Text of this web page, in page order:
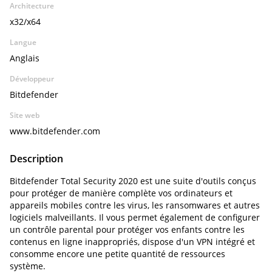
Architecture
x32/x64
Langue
Anglais
Développeur
Bitdefender
Site web
www.bitdefender.com
Description
Bitdefender Total Security 2020 est une suite d'outils conçus
pour protéger de manière complète vos ordinateurs et
appareils mobiles contre les virus, les ransomwares et autres
logiciels malveillants. Il vous permet également de configurer
un contrôle parental pour protéger vos enfants contre les
contenus en ligne inappropriés, dispose d'un VPN intégré et
consomme encore une petite quantité de ressources
système.